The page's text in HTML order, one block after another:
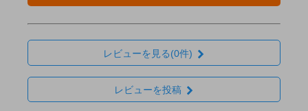
レビューを見る(0件)
レビューを投稿